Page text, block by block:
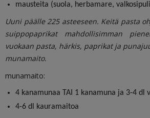
mausteita (suola, herbamare,
Uuni päälle 225 asteeseen. Keitä pasta
suippopaprikat mahdollisimman
vuokaan pasta, härkis, paprikat ja
munamaito.
munamaito:
4 kanamunaa TAI 1 kanamuna ja 3-4 dl
4-6 dl kauramaitoa